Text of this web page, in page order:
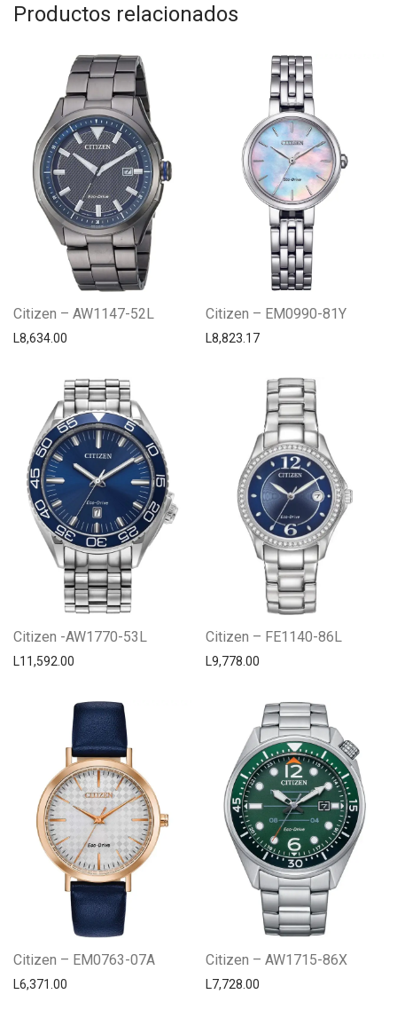
Productos relacionados
Citizen – AW1147-52L
L8,634.00
Citizen – EM0990-81Y
L8,823.17
Citizen -AW1770-53L
L11,592.00
Citizen – FE1140-86L
L9,778.00
Citizen – EM0763-07A
L6,371.00
Citizen – AW1715-86X
L7,728.00